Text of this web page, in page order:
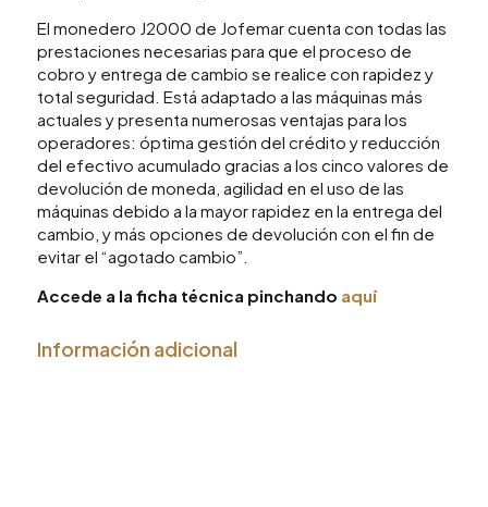
El monedero J2000 de Jofemar cuenta con todas las
prestaciones necesarias para que el proceso de
cobro y entrega de cambio se realice con rapidez y
total seguridad. Está adaptado a las máquinas más
actuales y presenta numerosas ventajas para los
operadores: óptima gestión del crédito y reducción
del efectivo acumulado gracias a los cinco valores de
devolución de moneda, agilidad en el uso de las
máquinas debido a la mayor rapidez en la entrega del
cambio, y más opciones de devolución con el fin de
evitar el “agotado cambio”.
Accede a la ficha técnica pinchando aquí
Información adicional